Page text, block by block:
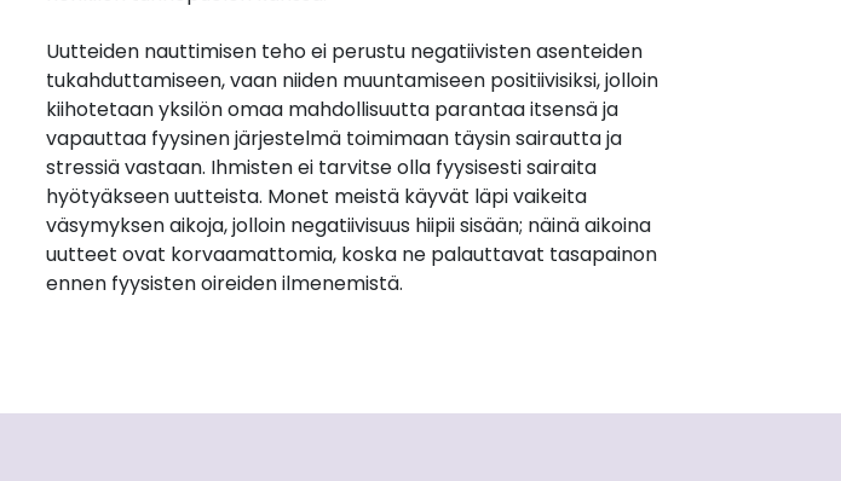
Uutteiden nauttimisen teho ei perustu negatiivisten asenteiden
tukahduttamiseen, vaan niiden muuntamiseen positiivisiksi, jolloin
kiihotetaan yksilön omaa mahdollisuutta parantaa itsensä ja
vapauttaa fyysinen järjestelmä toimimaan täysin sairautta ja
stressiä vastaan. Ihmisten ei tarvitse olla fyysisesti sairaita
hyötyäkseen uutteista. Monet meistä käyvät läpi vaikeita
väsymyksen aikoja, jolloin negatiivisuus hiipii sisään; näinä aikoina
uutteet ovat korvaamattomia, koska ne palauttavat tasapainon
ennen fyysisten oireiden ilmenemistä.